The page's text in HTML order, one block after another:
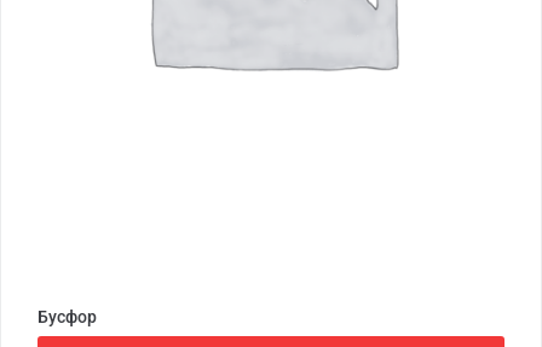
Бусфор